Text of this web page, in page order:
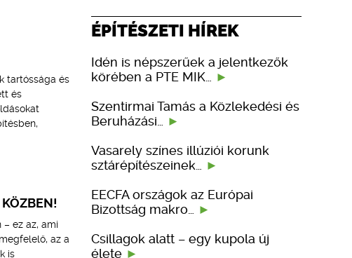
tartóssága és
és
ez az, ami
az a
is
ÉPÍTÉSZETI HÍREK
Idén is népszerűek a jelentkezők
körében a PTE MIK…
Szentirmai Tamás a Közlekedési és
Beruházási…
Vasarely színes illúziói korunk
sztárépítészeinek…
EECFA országok az Európai
Bizottság makro…
Csillagok alatt – egy kupola új
élete